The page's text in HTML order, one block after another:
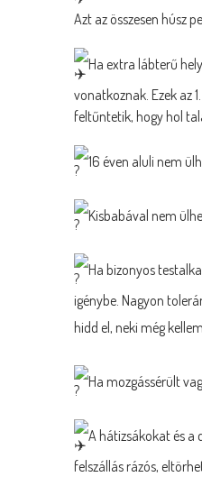
Azt az összesen húsz
Ha extra lábterű
vonatkoznak. Ezek az
feltűntetik, hogy hol
16 éven aluli nem
Kisbabával nem
Ha bizonyos
igénybe. Nagyon
hidd el, neki még
Ha mozgássérült
A hátizsákokat és a
felszállás rázós,